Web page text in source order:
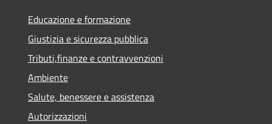
Educazione e formazione
Giustizia e sicurezza pubblica
Tributi,finanze e contravvenzioni
Ambiente
Salute, benessere e assistenza
Autorizzazioni